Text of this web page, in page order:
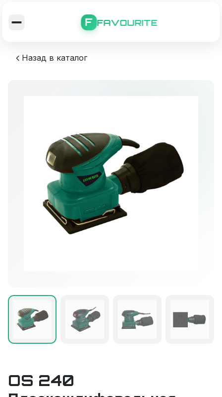
F FAVOURITE
Назад в каталог
OS 240